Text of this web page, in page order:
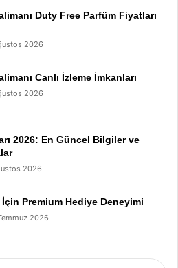
Duty Free Parfüm Fiyatları
2026
Canlı İzleme İmkanları
2026
2026: En Güncel Bilgiler ve
2026
Premium Hediye Deneyimi
2026